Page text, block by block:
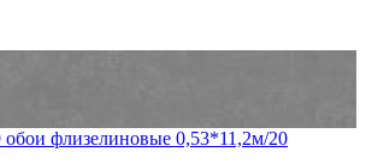
обои флизелиновые 0,53*11,2м/20